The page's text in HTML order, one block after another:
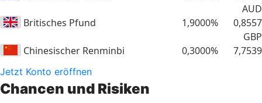
Jetzt Konto eröffnen
Chancen und Risiken